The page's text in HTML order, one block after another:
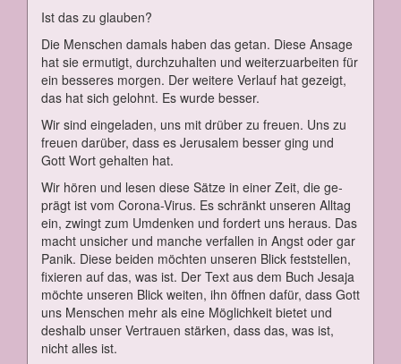
Ist das zu glau­ben?
Die Men­schen da­mals ha­ben das ge­tan. Die­se An­sa­ge
hat sie er­mu­tigt, durch­zu­hal­ten und wei­ter­zu­ar­bei­ten für
ein bes­se­res mor­gen. Der wei­te­re Ver­lauf hat ge­zeigt,
das hat sich ge­lohnt. Es wur­de bes­ser.
Wir sind ein­ge­la­den, uns mit drü­ber zu freu­en. Uns zu
freu­en dar­über, dass es Je­ru­sa­lem bes­ser ging und
Gott Wort ge­hal­ten hat.
Wir hö­ren und le­sen die­se Sät­ze in ei­ner Zeit, die ge­
prägt ist vom Co­ro­na-Vi­rus. Es schränkt un­se­ren All­tag
ein, zwingt zum Um­den­ken und for­dert uns her­aus. Das
macht un­si­cher und man­che ver­fal­len in Angst oder gar
Pa­nik. Die­se bei­den möch­ten un­se­ren Blick fest­stel­len,
fi­xie­ren auf das, was ist. Der Text aus dem Buch Je­sa­ja
möch­te un­se­ren Blick wei­ten, ihn öff­nen da­für, dass Gott
uns Men­schen mehr als ei­ne Mög­lich­keit bie­tet und
des­halb un­ser Ver­trau­en stär­ken, dass das, was ist,
nicht al­les ist.